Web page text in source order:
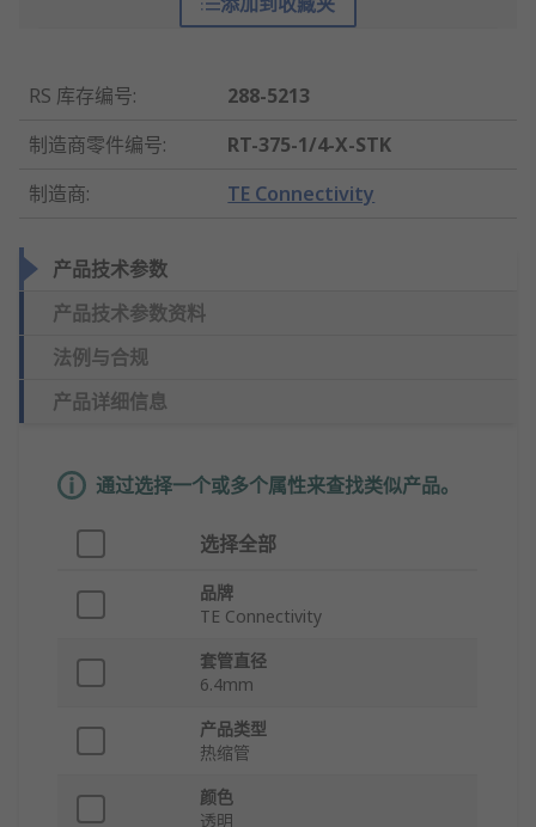
RS 库存编号:
288-5213
制造商零件编号:
RT-375-1/4-X-STK
制造商: TE Connectivity
产品技术参数
产品技术参数资料
法例与合规
产品详细信息
通过选择一个或多个属性来查找类似产品。
选择全部
品牌
TE Connectivity
套管直径
6.4mm
产品类型
热缩管
颜色
透明